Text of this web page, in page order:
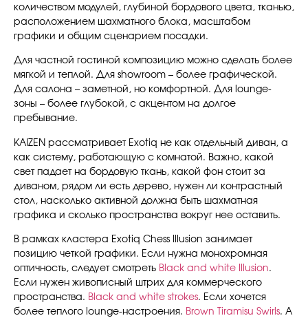
количеством модулей, глубиной бордового цвета, тканью,
расположением шахматного блока, масштабом
графики и общим сценарием посадки.
Для частной гостиной композицию можно сделать более
мягкой и теплой. Для showroom – более графической.
Для салона – заметной, но комфортной. Для lounge-
зоны – более глубокой, с акцентом на долгое
пребывание.
KAIZEN рассматривает Exotiq не как отдельный диван, а
как систему, работающую с комнатой. Важно, какой
свет падает на бордовую ткань, какой фон стоит за
диваном, рядом ли есть дерево, нужен ли контрастный
стол, насколько активной должна быть шахматная
графика и сколько пространства вокруг нее оставить.
В рамках кластера Exotiq Chess Illusion занимает
позицию четкой графики. Если нужна монохромная
оптичность, следует смотреть Black and white Illusion.
Если нужен живописный штрих для коммерческого
пространства. Black and white strokes. Если хочется
более теплого lounge-настроения. Brown Tiramisu Swirls. А